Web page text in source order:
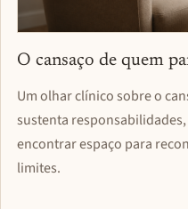
O cansaço de quem
Um olhar clínico sobre o
sustenta
encontrar espaço para
limites.